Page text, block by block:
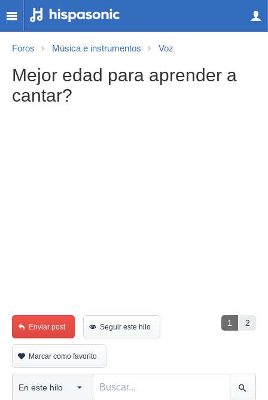
Foros Música e instrumentos Voz
Mejor edad para aprender a
cantar?
1 2
Enviar post Seguir este hilo
Marcar como favorito